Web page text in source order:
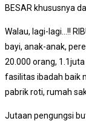
BESAR khususnya
Walau, lagi-lagi…!!
bayi, anak-anak,
20.000 orang,
fasilitas ibadah baik
pabrik roti, rumah
Jutaan pengungsi